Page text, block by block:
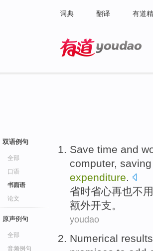
词典 翻译 有道
双语例句
全部
口语
书面语
论文
原声例句
全部
音频例句
Save time and
computer, saving
expenditure.
省时省心再也不
额外开支。
youdao
Numerical results